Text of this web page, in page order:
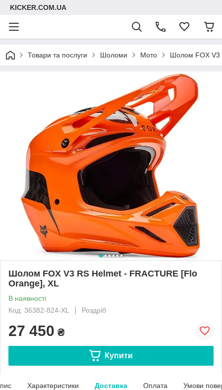
KICKER.COM.UA
Товари та послуги Шоломи Мото Шолом FOX V3
Шолом FOX V3 RS Helmet - FRACTURE [Flo
Orange], XL
В наявності
Код: 36382-824-XL
Роздріб
27 450 ₴
Купити
Характеристики Доставка Оплата Умови